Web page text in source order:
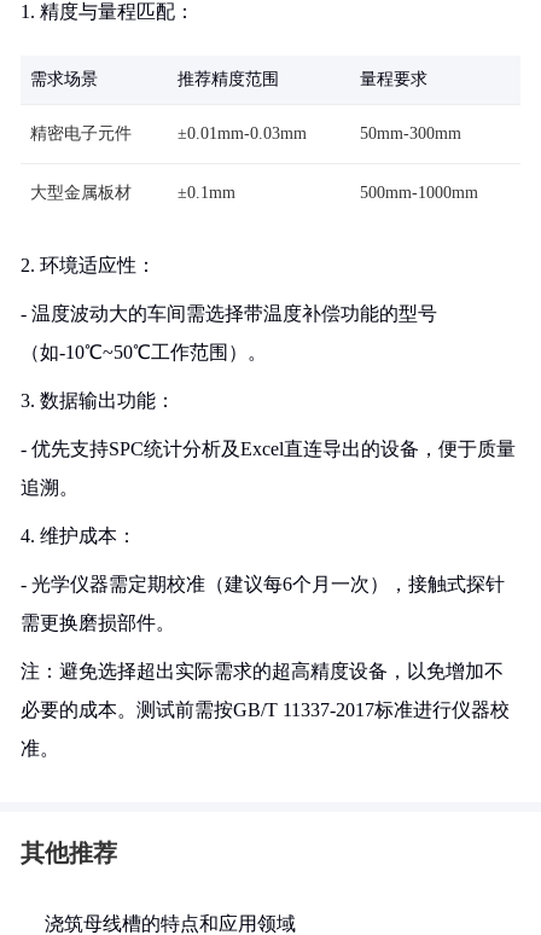
1. 精度与量程匹配：
需求场景 推荐精度范围 量程要求
精密电子元件 ±0.01mm-0.03mm 50mm-300mm
大型金属板材 ±0.1mm 500mm-1000mm
2. 环境适应性：
- 温度波动大的车间需选择带温度补偿功能的型号
（如-10℃~50℃工作范围）。
3. 数据输出功能：
- 优先支持SPC统计分析及Excel直连导出的设备，便于质量
追溯。
4. 维护成本：
- 光学仪器需定期校准（建议每6个月一次），接触式探针
需更换磨损部件。
注：避免选择超出实际需求的超高精度设备，以免增加不
必要的成本。测试前需按GB/T 11337-2017标准进行仪器校
准。
其他推荐
浇筑母线槽的特点和应用领域